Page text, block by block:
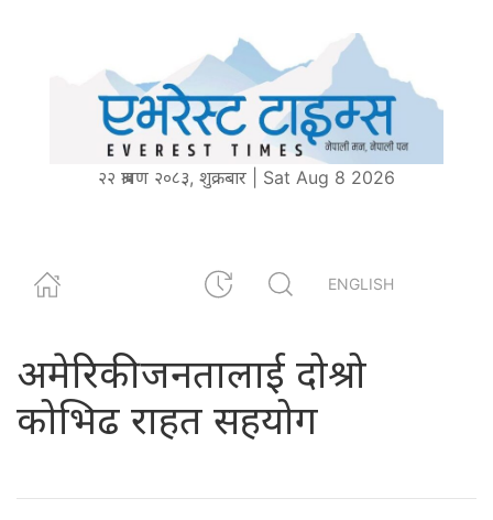
२२ श्रावण २०८३, शुक्रबार | Sat Aug 8 2026
ENGLISH
अमेरिकी जनतालाई दोश्रो
कोभिढ राहत सहयोग